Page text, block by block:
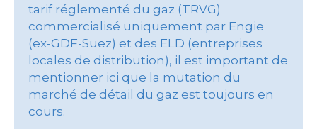
tarif réglementé du gaz (TRVG)
commercialisé uniquement par Engie
(ex-GDF-Suez) et des ELD (entreprises
locales de distribution), il est important de
mentionner ici que la mutation du
marché de détail du gaz est toujours en
cours.